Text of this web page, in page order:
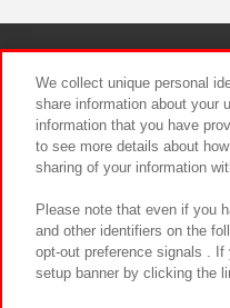
We collect unique personal
share information about your
information that you have
to see more details about
sharing of your information
Please note that even if you
and other identifiers on the
opt-out preference signals .
setup banner by clicking the